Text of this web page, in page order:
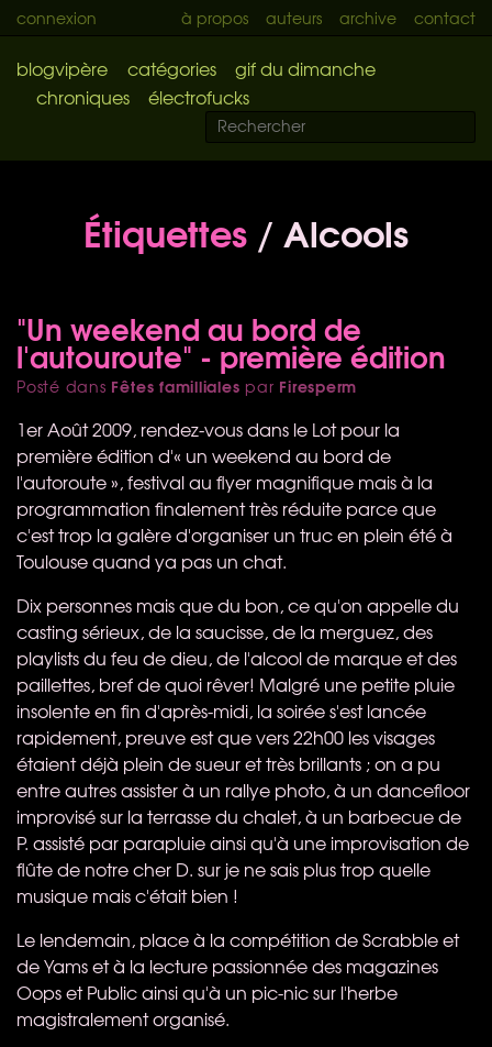
connexion à propos auteurs archive contact
blogvipère catégories
gif du dimanche
chroniques
électrofucks
Étiquettes / Alcools
"Un weekend au bord de
l'autouroute" - première édition
Posté dans Fêtes familliales par Firesperm
1er Août 2009, rendez-vous dans le Lot pour la
première édition d'« un weekend au bord de
l'autoroute », festival au flyer magnifique mais à la
programmation finalement très réduite parce que
c'est trop la galère d'organiser un truc en plein été à
Toulouse quand ya pas un chat.
Dix personnes mais que du bon, ce qu'on appelle du
casting sérieux, de la saucisse, de la merguez, des
playlists du feu de dieu, de l'alcool de marque et des
paillettes, bref de quoi rêver! Malgré une petite pluie
insolente en fin d'après-midi, la soirée s'est lancée
rapidement, preuve est que vers 22h00 les visages
étaient déjà plein de sueur et très brillants ; on a pu
entre autres assister à un rallye photo, à un dancefloor
improvisé sur la terrasse du chalet, à un barbecue de
P. assisté par parapluie ainsi qu'à une improvisation de
flûte de notre cher D. sur je ne sais plus trop quelle
musique mais c'était bien !
Le lendemain, place à la compétition de Scrabble et
de Yams et à la lecture passionnée des magazines
Oops et Public ainsi qu'à un pic-nic sur l'herbe
magistralement organisé.